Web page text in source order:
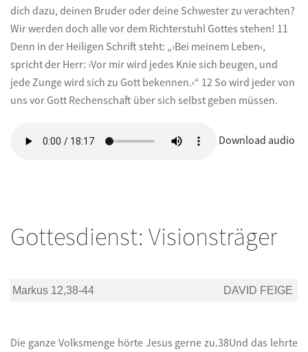
dich dazu, deinen Bruder oder deine Schwester zu verachten?
Wir werden doch alle vor dem Richterstuhl Gottes stehen! 11
Denn in der Heiligen Schrift steht: „›Bei meinem Leben‹,
spricht der Herr: ›Vor mir wird jedes Knie sich beugen, und
jede Zunge wird sich zu Gott bekennen.‹“ 12 So wird jeder von
uns vor Gott Rechenschaft über sich selbst geben müssen.
Download audio
Gottesdienst: Visionsträger
Markus 12,38-44 DAVID FEIGE
Die ganze Volksmenge hörte Jesus gerne zu.38Und das lehrte